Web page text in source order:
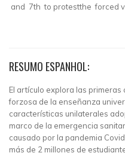
and 7th to protestthe forced
RESUMO ESPANHOL:
El artículo explora las
forzosa de la enseñanza
características unilaterales
marco de la emergencia
causado por la pandemia
más de 2 millones de